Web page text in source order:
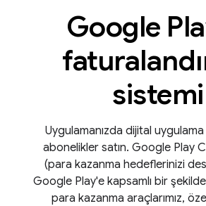
Google
sistemi
Uygulamanızda dijital
abonelikler satın. Google Play
(para kazanma hedeflerinizi
Google Play'e kapsamlı bir
para kazanma araçlarımız,